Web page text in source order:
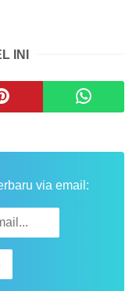
INI
via email: